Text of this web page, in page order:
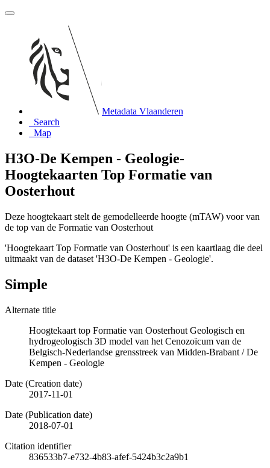
Metadata Vlaanderen
Search
Map
H3O-De Kempen - Geologie-
Hoogtekaarten Top Formatie van
Oosterhout
Deze hoogtekaart stelt de gemodelleerde hoogte (mTAW) voor van
de top van de Formatie van Oosterhout
'Hoogtekaart Top Formatie van Oosterhout' is een kaartlaag die deel
uitmaakt van de dataset 'H3O-De Kempen - Geologie'.
Simple
Alternate title
Hoogtekaart top Formatie van Oosterhout Geologisch en
hydrogeologisch 3D model van het Cenozoïcum van de
Belgisch-Nederlandse grensstreek van Midden-Brabant / De
Kempen - Geologie
Date (Creation date)
2017-11-01
Date (Publication date)
2018-07-01
Citation identifier
836533b7-e732-4b83-afef-5424b3c2a9b1